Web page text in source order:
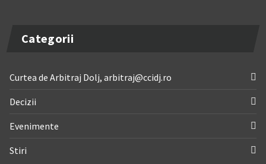
Categorii
Curtea de Arbitraj Dolj, arbitraj@ccidj.ro
Decizii
Evenimente
Stiri